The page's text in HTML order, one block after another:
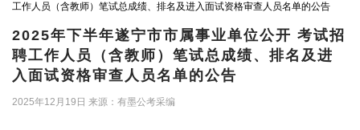
工作人员（含教师）笔试总成绩、排名及进入面试资格审查人员名单的公告
2025年下半年遂宁市市属事业单位公开 考试招
聘工作人员（含教师）笔试总成绩、排名及进
入面试资格审查人员名单的公告
2025年12月19日 来源：有墨公考采编